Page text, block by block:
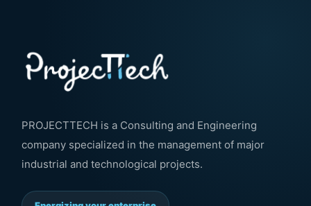
PROJECTTECH is a Consulting and Engineering
company specialized in the management of major
industrial and technological projects.